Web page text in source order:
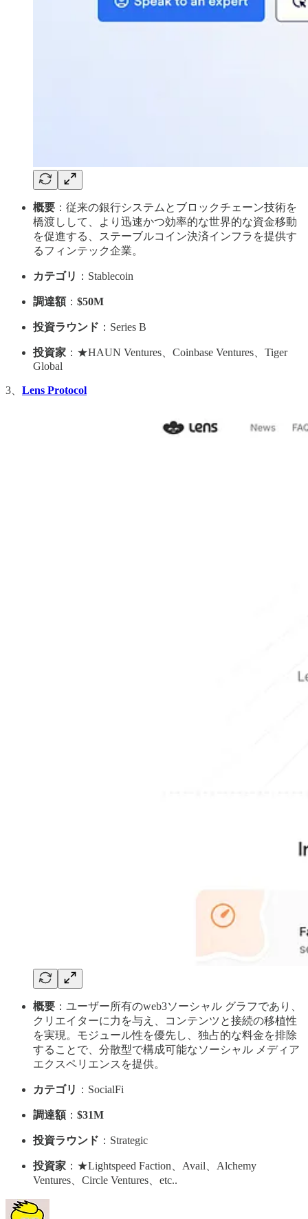
概要 ：従来の銀行システムとブロックチェーン技術を
橋渡しして、より迅速かつ効率的な世界的な資金移動
を促進する、ステーブルコイン決済インフラを提供す
るフィンテック企業。
カテゴリ ：Stablecoin
調達額： $50M
投資ラウンド ：Series B
投資家 ：★HAUN Ventures、Coinbase Ventures、Tiger
Global
3、 Lens Protocol
概要 ：ユーザー所有のweb3ソーシャル グラフであり、
クリエイターに力を与え、コンテンツと接続の移植性
を実現。モジュール性を優先し、独占的な料金を排除
することで、分散型で構成可能なソーシャル メディア
エクスペリエンスを提供。
カテゴリ ：SocialFi
調達額： $31M
投資ラウンド ：Strategic
投資家 ：★Lightspeed Faction、Avail、Alchemy
Ventures、Circle Ventures、etc..